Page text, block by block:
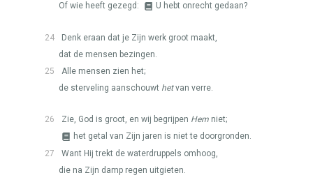
Of wie heeft gezegd:
U hebt onrecht gedaan?
24
Denk eraan dat je Zijn werk groot maakt,
dat de mensen bezingen.
25
Alle mensen zien het;
de sterveling aanschouwt hetvan verre.
26 Zie, God is groot, en wij begrijpen Hem niet;
het getal van Zijn jaren is niet te doorgronden.
27
Want Hij trekt de waterdruppels omhoog,
die na Zijn damp regen uitgieten.